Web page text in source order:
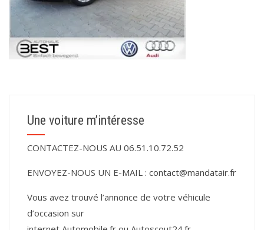
Une voiture m’intéresse
CONTACTEZ-NOUS AU 06.51.10.72.52
ENVOYEZ-NOUS UN E-MAIL : contact@mandatair.fr
Vous avez trouvé l’annonce de votre véhicule
d’occasion sur